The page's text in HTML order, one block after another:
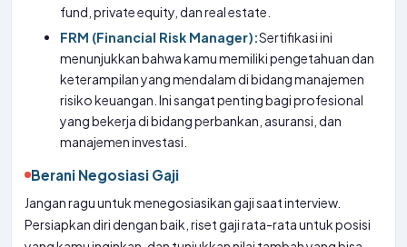
fund, private equity, dan real estate.
FRM (Financial Risk Manager):Sertifikasi ini
menunjukkan bahwa kamu memiliki pengetahuan dan
keterampilan yang mendalam di bidang manajemen
risiko keuangan. Ini sangat penting bagi profesional
yang bekerja di bidang perbankan, asuransi, dan
manajemen investasi.
Berani Negosiasi Gaji
Jangan ragu untuk menegosiasikan gaji saat interview.
Persiapkan diri dengan baik, riset gaji rata-rata untuk posisi